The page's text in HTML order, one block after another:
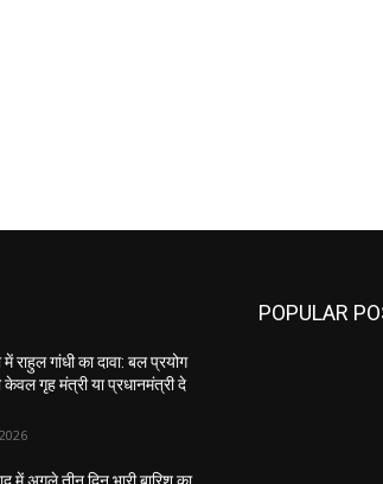
राहुल गांधी का दावा: बल प्रयोग
केवल गृह मंत्री या प्रधानमंत्री दे
POPULAR